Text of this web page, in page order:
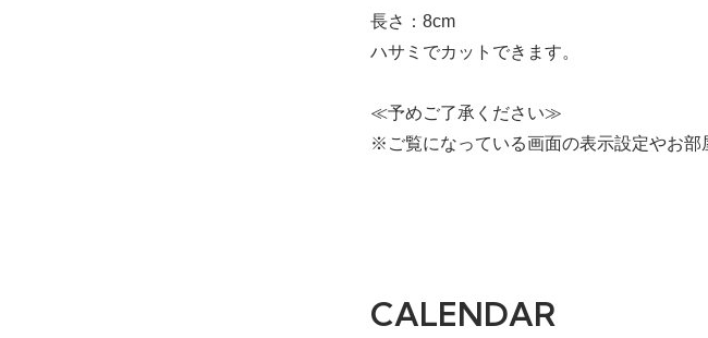
長さ：8cm
ハサミでカットできます。
≪予めご了承ください≫
※ご覧になっている画面の表示設定やお部
CALENDAR